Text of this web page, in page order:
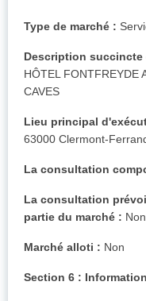
Type de marché :
Description succincte
HÔTEL FONTFREYDE
CAVES
Lieu principal
63000 Clermont-
La consultation
La consultation
partie du marché : Non
Marché alloti : Non
Section 6 :